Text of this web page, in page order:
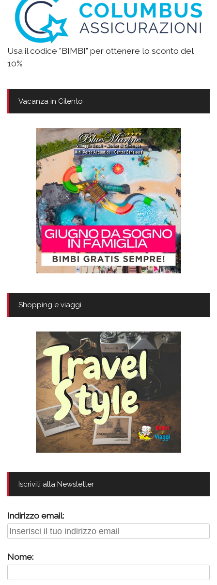
Usa il codice "BIMBI" per ottenere lo sconto del
10%
Vacanza in Cilento
Shopping e viaggi
Iscriviti alla Newsletter
Indirizzo email:
Nome: